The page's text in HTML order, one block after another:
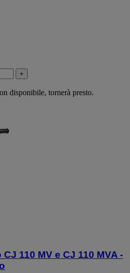
+
disponibile, tornerà presto.
110 MV e CJ 110 MVA -